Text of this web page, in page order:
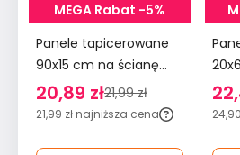
MEGA Rabat -5%
Panele tapicerowane
90x15 cm na ścianę
wezgłowie miętowy
20,89 zł21,99 zł
21,99 zł najniższa cena